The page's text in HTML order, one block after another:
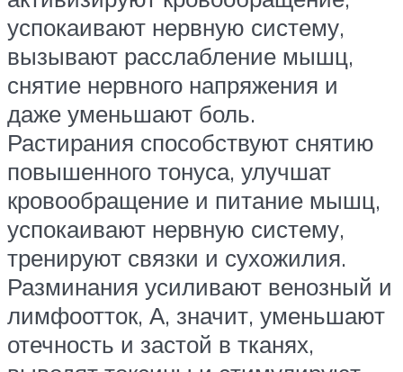
успокаивают нервную систему,
вызывают расслабление мышц,
снятие нервного напряжения и
даже уменьшают боль.
Растирания способствуют снятию
повышенного тонуса, улучшат
кровообращение и питание мышц,
успокаивают нервную систему,
тренируют связки и сухожилия.
Разминания усиливают венозный и
лимфоотток, А, значит, уменьшают
отечность и застой в тканях,